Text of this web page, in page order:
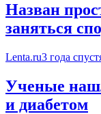
Назван
заняться
Lenta.ru3 года
Ученые
и диабетом